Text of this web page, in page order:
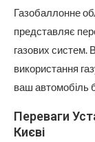
Газобаллонне
представляє
газових систем.
використання
ваш автомобіль
Переваги
Києві